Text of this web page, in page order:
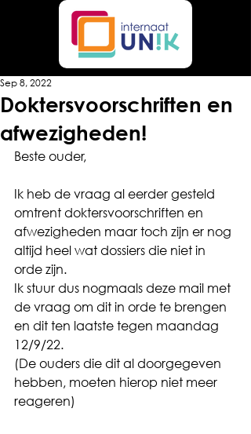
Doktersvoorschriften en
afwezigheden!
Sep 8, 2022
Beste ouder,
Ik heb de vraag al eerder gesteld
omtrent doktersvoorschriften en
afwezigheden maar toch zijn er nog
altijd heel wat dossiers die niet in
orde zijn.
Ik stuur dus nogmaals deze mail met
de vraag om dit in orde te brengen
en dit ten laatste tegen maandag
12/9/22.
(De ouders die dit al doorgegeven
hebben, moeten hierop niet meer
reageren)